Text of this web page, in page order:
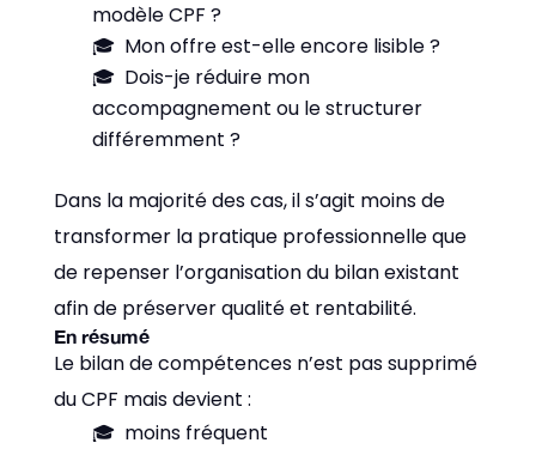
modèle CPF ?
Mon offre est-elle encore lisible ?
Dois-je réduire mon
accompagnement ou le structurer
différemment ?
Dans la majorité des cas, il s’agit moins de
transformer la pratique professionnelle que
de repenser l’organisation du bilan existant
afin de préserver qualité et rentabilité.
En résumé
Le bilan de compétences n’est pas supprimé
du CPF mais devient :
moins fréquent